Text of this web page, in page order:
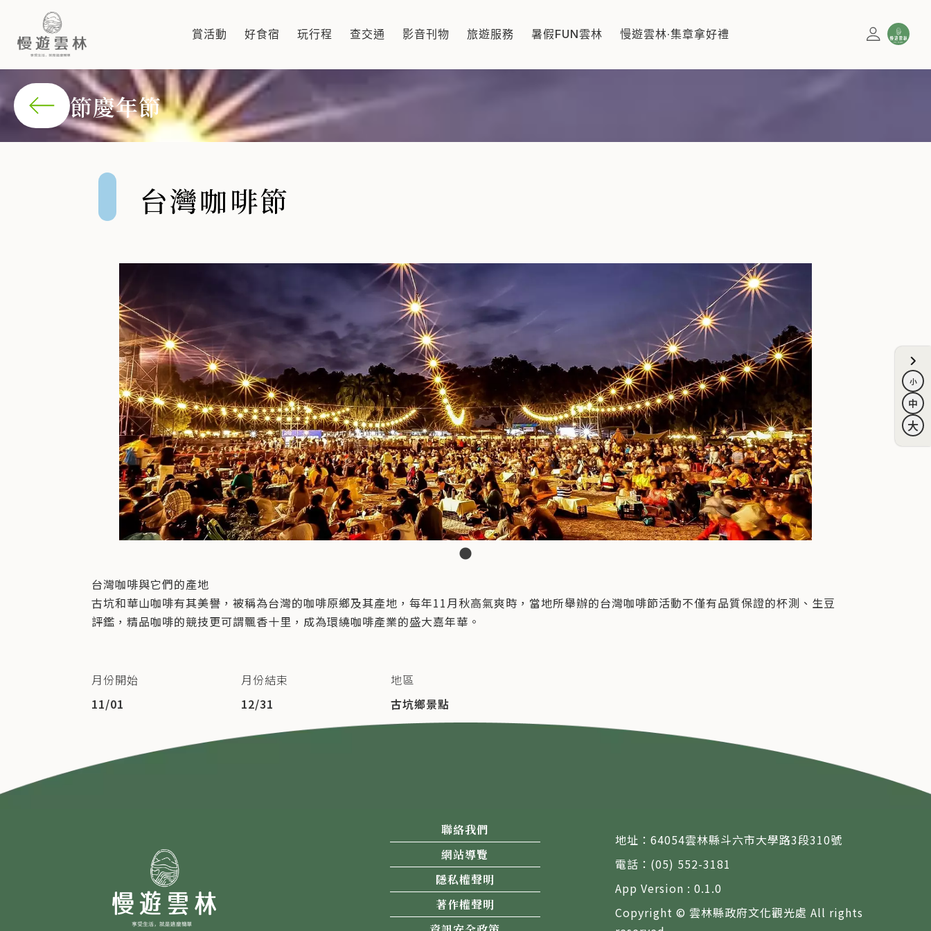
台灣咖啡節
台灣咖啡與它們的產地古坑和華山咖啡有其美譽，被稱為台灣的咖啡原鄉及其產地，每年11月秋高氣爽時，當地所舉辦的台灣咖啡節活動不僅有品質保證的杯測、生豆評鑑，精品
賞活動 好食宿 玩行程 查交通 影音刊物 旅遊服務 暑假FUN雲林 慢遊雲林·集章拿好禮
節慶年節
台灣咖啡節
台灣咖啡與它們的產地
古坑和華山咖啡有其美譽，被稱為台灣的咖啡原鄉及其產地，每年11月秋高氣爽時，當地所舉辦的台灣咖啡節活動不僅有品質保證的杯測、生豆
評鑑，精品咖啡的競技更可謂飄香十里，成為環繞咖啡產業的盛大嘉年華。
月份開始
11/01
月份結束
12/31
地區
古坑鄉景點
聯絡我們
網站導覽
隱私權聲明
著作權聲明
地址：64054雲林縣斗六市大學路3段310號
電話：(05) 552-3181
App Version : 0.1.0
Copyright © 雲林縣政府文化觀光處 All rights